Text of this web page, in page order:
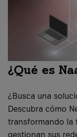
¿Qué es
¿Busca una
Descubra cómo
transformando la
gestionan sus